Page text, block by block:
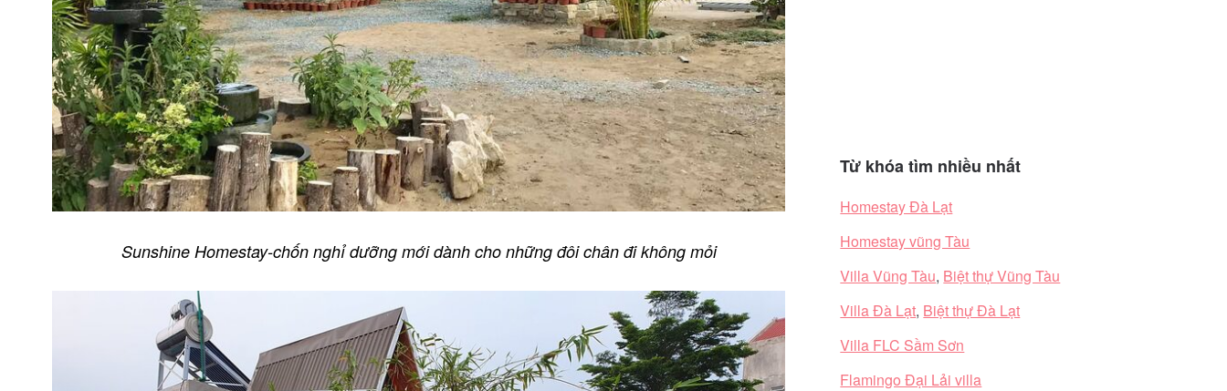
Sunshine Homestay-chốn nghỉ dưỡng mới dành cho những đôi chân đi không mỏi
Từ khóa tìm nhiều nhất
Homestay Đà Lạt
Homestay vũng Tàu
Villa Vũng Tàu, Biệt thự Vũng Tàu
Villa Đà Lạt, Biệt thự Đà Lạt
Villa FLC Sầm Sơn
Flamingo Đại Lải villa